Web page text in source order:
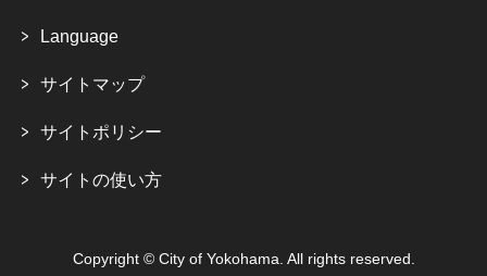
Language
サイトマップ
サイトポリシー
サイトの使い方
Copyright © City of Yokohama. All rights reserved.